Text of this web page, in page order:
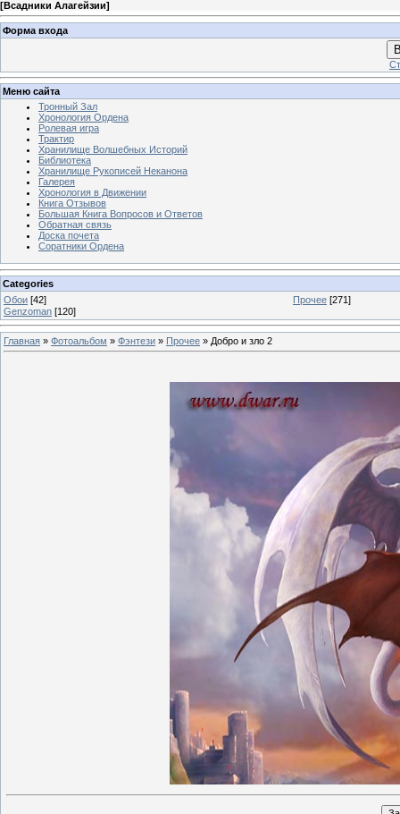
[Всадники Алагейзии]
Форма входа
Меню сайта
Тронный Зал
Хронология Ордена
Ролевая игра
Трактир
Хранилище Волшебных Историй
Библиотека
Хранилище Рукописей Неканона
Галерея
Хронология в Движении
Книга Отзывов
Большая Книга Вопросов и Ответов
Обратная связь
Доска почета
Соратники Ордена
Categories
Обои [42] Прочее [271]
Genzoman [120]
Главная » Фотоальбом » Фэнтези » Прочее » Добро и зло 2